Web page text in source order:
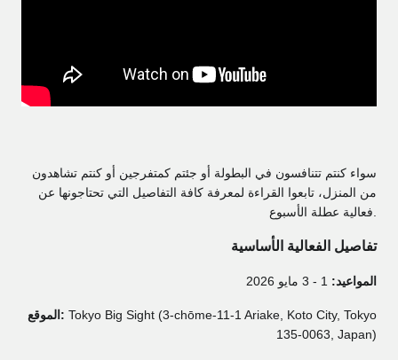
سواء كنتم تتنافسون في البطولة أو جئتم كمتفرجين أو كنتم تشاهدون
من المنزل، تابعوا القراءة لمعرفة كافة التفاصيل التي تحتاجونها عن
تفاصيل الفعالية الأساسية
المواعيد:
الموقع: Tokyo Big Sight (3-chōme-11-1 Ariake, Koto City, Tokyo
135-0063, Japan)